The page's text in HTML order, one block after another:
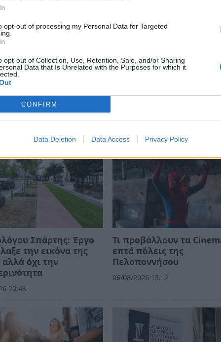
opt-out of processing my Personal Data for Targeted
opt-out of Collection, Use, Retention, Sale, and/or Sharing
Data that Is Unrelated with the Purposes for which it
CONFIRM
Data Deletion Data Access Privacy Policy
θα είναι δωρεάν, η τοποθεσία
έχει σύνορα.
Σπάρτης: Έργο
την εικόνα της
όχι την
20:43
Τι προβάλλουν τα
επτά πόλεις της
Πελοποννήσου
06/08/2026 15:12